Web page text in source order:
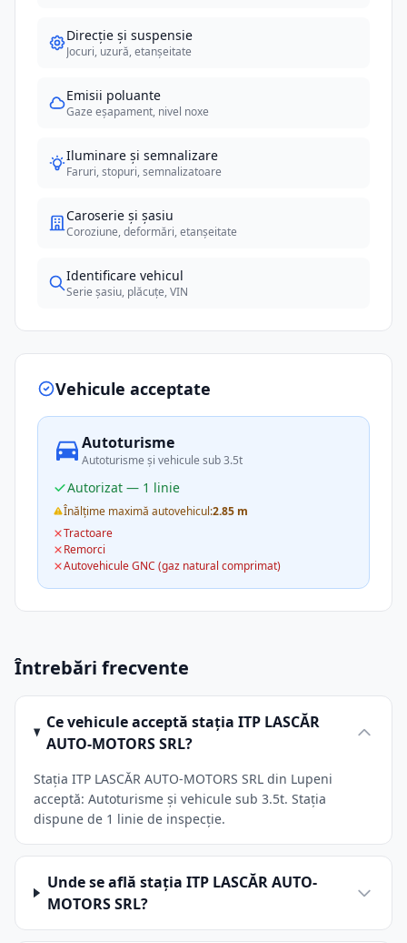
Direcție și suspensie
Jocuri, uzură, etanșeitate
Emisii poluante
Gaze eșapament, nivel noxe
Iluminare și semnalizare
Faruri, stopuri, semnalizatoare
Caroserie și șasiu
Coroziune, deformări, etanșeitate
Identificare vehicul
Serie șasiu, plăcuțe, VIN
Vehicule acceptate
Autoturisme
Autoturisme și vehicule sub 3.5t
Autorizat — 1 linie
Înălțime maximă autovehicul:2.85 m
Tractoare
Remorci
Autovehicule GNC (gaz natural comprimat)
Întrebări frecvente
Ce vehicule acceptă stația ITP LASCĂR
AUTO-MOTORS SRL?
Stația ITP LASCĂR AUTO-MOTORS SRL din Lupeni
acceptă: Autoturisme și vehicule sub 3.5t. Stația
dispune de 1 linie de inspecție.
Unde se află stația ITP LASCĂR AUTO-
MOTORS SRL?